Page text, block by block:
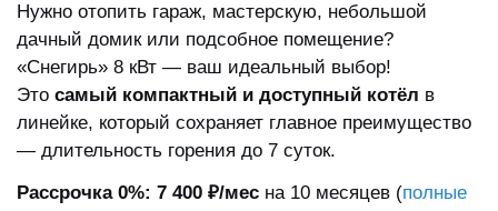
Нужно отопить гараж, мастерскую, небольшой
дачный домик или подсобное помещение?
«Снегирь» 8 кВт — ваш идеальный выбор!
Это самый компактный и доступный котёл в
линейке, который сохраняет главное преимущество
— длительность горения до 7 суток.
Рассрочка 0%: 7 400 ₽/мес на 10 месяцев (полные